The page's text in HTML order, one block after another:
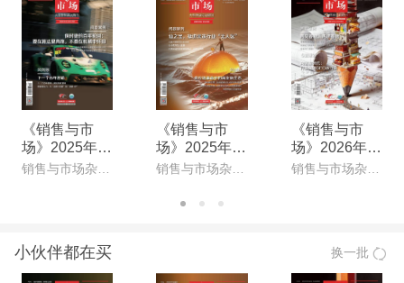
《销售与市
场》2025年1
2月上(总第85销售与市场杂志社
《销售与市
场》2025年8
月上(总第838销售与市场杂志社
《销售与市
场》2026年5
月上(总第865销售与市场杂志社
小伙伴都在买 换一批